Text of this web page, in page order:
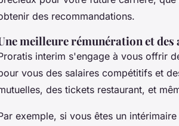
des recommandations.
meilleure rémunération et des
interim s'engage à vous offrir
vous des salaires compétitifs et
des tickets restaurant, et
exemple, si vous êtes un